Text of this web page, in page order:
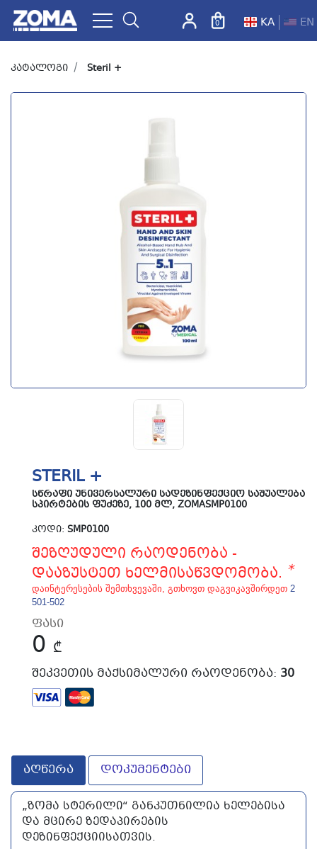
ZOMA.GE
0 KA EN
კატალოგი Steril +
STERIL +
ᲡᲬᲠᲐᲤᲘ ᲣᲜᲘᲕᲔᲠᲡᲐᲚᲣᲠᲘ ᲡᲐᲓᲔᲖᲘᲜᲤᲔᲥᲪᲘᲝ ᲡᲐᲨᲣᲐᲚᲔᲑᲐ
ᲡᲞᲘᲠᲢᲔᲑᲘᲡ ᲤᲣᲫᲔᲖᲔ, 100 ᲛᲚ, ZOMASMP0100
ᲙᲝᲓᲘ: SMP0100
შეზღუდული რაოდენობა -
დააზუსტეთ ხელმისაწვდომობა. *
დაინტერესების შემთხვევაში, გთხოვთ დაგვიკავშირდეთ 2
501-502
ფასი
0 ₾
ᲨᲔᲙᲕᲔᲗᲘᲡ ᲛᲐᲥᲡᲘᲛᲐᲚᲣᲠᲘ ᲠᲐᲝᲓᲔᲜᲝᲑᲐ: 30
აღწერა დოკუმენტები
„ზომა სტერილი“ განკუთნილია ხელებისა
და მცირე ზედაპირების
დეზინფექციისათვის.